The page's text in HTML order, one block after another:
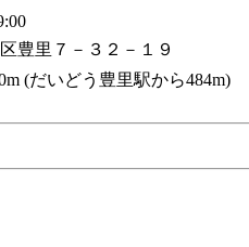
豊里７－３２－１９
(だいどう豊里駅から484m)